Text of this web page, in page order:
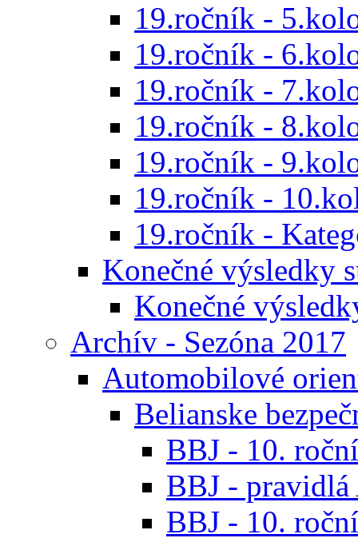
19.ročník -
19.ročník -
19.ročník -
19.ročník -
19.ročník -
19.ročník -
19.ročník -
Konečné výsledky
Konečné
Archív - Sezóna 2017
Automobilové
Belianske
BBJ - 10.
BBJ - pravidlá
BBJ - 10.